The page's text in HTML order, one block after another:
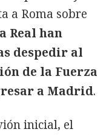
a Roma sobre
Real han
despedir al
de la Fuerza
a Madrid.
inicial, el